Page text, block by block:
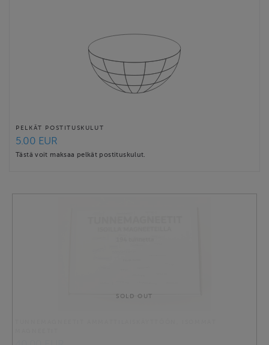
PELKÄT POSTITUSKULUT
5.00 EUR
Tästä voit maksaa pelkät postituskulut.
SOLD OUT